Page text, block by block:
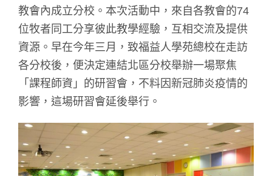
教會內成立分校。本次活動中，來自各教會的74
位牧者同工分享彼此教學經驗，互相交流及提供
資源。早在今年三月，致福益人學苑總校在走訪
各分校後，便決定連結北區分校舉辦一場聚焦
「課程師資」的研習會，不料因新冠肺炎疫情的
影響，這場研習會延後舉行。